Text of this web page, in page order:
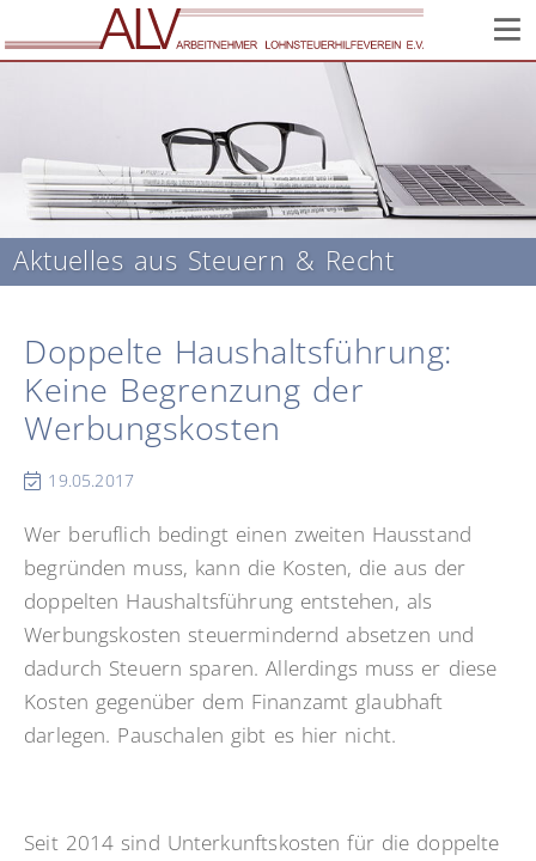
Corona: Infos zur Lage im Verein // Wir sind weiter für Sie
da!
Aktuelles aus Steuern & Recht
Doppelte Haushaltsführung:
Keine Begrenzung der
Werbungskosten
19.05.2017
Wer beruflich bedingt einen zweiten Hausstand
begründen muss, kann die Kosten, die aus der
doppelten Haushaltsführung entstehen, als
Werbungskosten steuermindernd absetzen und
dadurch Steuern sparen. Allerdings muss er diese
Kosten gegenüber dem Finanzamt glaubhaft
darlegen. Pauschalen gibt es hier nicht.
Seit 2014 sind Unterkunftskosten für die doppelte